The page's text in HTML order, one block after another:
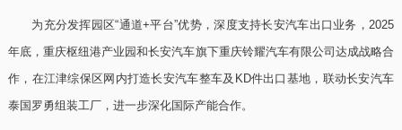
为充分发挥园区“通道+平台”优势，深度支持长安汽车出口业务，2025
年底，重庆枢纽港产业园和长安汽车旗下重庆铃耀汽车有限公司达成战略合
作，在江津综保区网内打造长安汽车整车及KD件出口基地，联动长安汽车
泰国罗勇组装工厂，进一步深化国际产能合作。